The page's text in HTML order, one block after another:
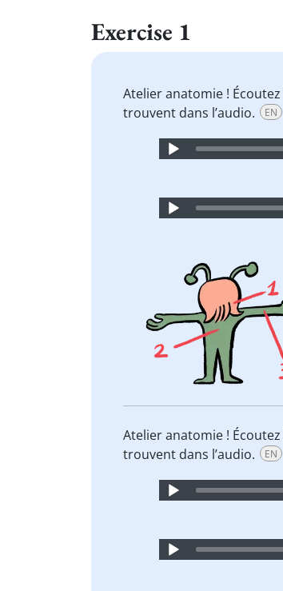
Exercise 1
Atelier anatomie !
trouvent dans l’audio.
EN
Atelier anatomie !
trouvent dans l’audio.
EN